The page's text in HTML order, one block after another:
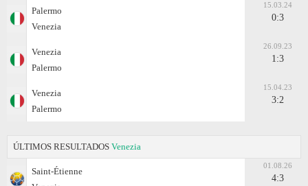
Palermo
Venezia
15.03.24
0:3
Venezia
Palermo
26.09.23
1:3
Venezia
Palermo
15.04.23
3:2
ÚLTIMOS RESULTADOS Venezia
Saint-Étienne
01.08.26
4:3